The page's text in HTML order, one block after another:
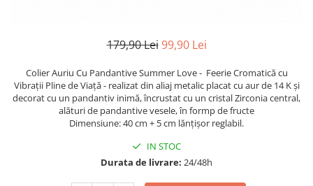
179,90 Lei 99,90 Lei
Colier Auriu Cu Pandantive Summer Love - Feerie Cromatică cu
Vibrații Pline de Viață - realizat din aliaj metalic placat cu aur de 14 K și
decorat cu un pandantiv inimă, încrustat cu un cristal Zirconia central,
alături de pandantive vesele, în formp de fructe
Dimensiune: 40 cm + 5 cm lănțișor reglabil.
IN STOC
Durata de livrare: 24/48h